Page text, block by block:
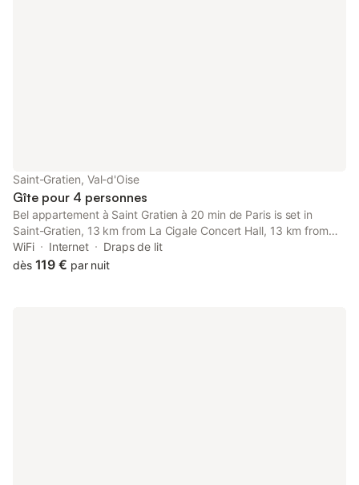
Saint-Gratien, Val-d'Oise
Gîte pour 4 personnes
Bel appartement à Saint Gratien à 20 min de Paris is set in
Saint-Gratien, 13 km from La Cigale Concert Hall, 13 km from
Gare du Nord, and 13 km from Pigalle Metro Station.
WiFi Internet
Draps de lit
dès 119 € par nuit